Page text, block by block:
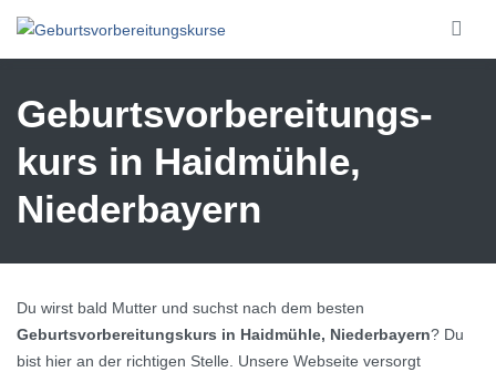
Geburtsvorbereitungs­
kurs in Haidmühle,
Niederbayern
Du wirst bald Mutter und suchst nach dem besten
Geburtsvorbereitungskurs in Haidmühle, Niederbayern? Du
bist hier an der richtigen Stelle. Unsere Webseite versorgt